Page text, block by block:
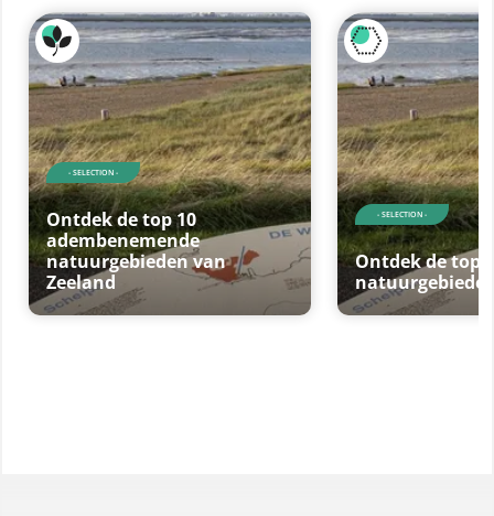
- SELECTION -
Ontdek de top 10
adembenemende
natuurgebieden van
Zeeland
- SELECTION -
Ontdek de top